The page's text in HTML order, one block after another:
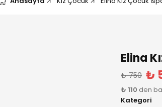
Elina
₺ 750 ₺
₺ 110 den
Kategori